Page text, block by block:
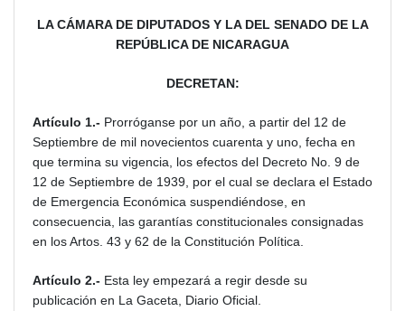
LA CÁMARA DE DIPUTADOS Y LA DEL SENADO DE LA
REPÚBLICA DE NICARAGUA
DECRETAN:
Artículo 1.- Prorróganse por un año, a partir del 12 de
Septiembre de mil novecientos cuarenta y uno, fecha en
que termina su vigencia, los efectos del Decreto No. 9 de
12 de Septiembre de 1939, por el cual se declara el Estado
de Emergencia Económica suspendiéndose, en
consecuencia, las garantías constitucionales consignadas
en los Artos. 43 y 62 de la Constitución Política.
Artículo 2.- Esta ley empezará a regir desde su
publicación en La Gaceta, Diario Oficial.